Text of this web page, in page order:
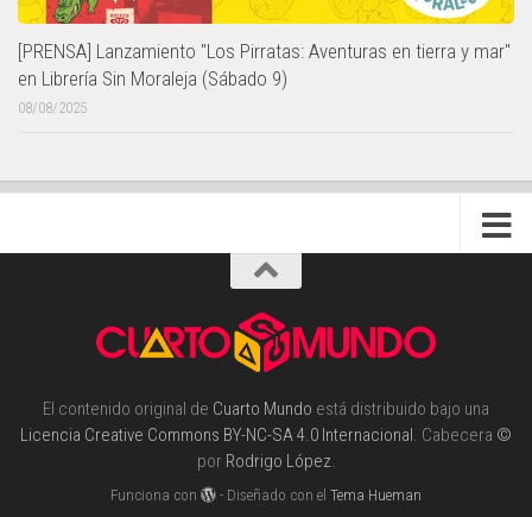
[PRENSA] Lanzamiento "Los Pirratas: Aventuras en tierra y mar"
en Librería Sin Moraleja (Sábado 9)
08/08/2025
El contenido original de Cuarto Mundo está distribuido bajo una
Licencia Creative Commons BY-NC-SA 4.0 Internacional . Cabecera ©
por Rodrigo López.
Funciona con - Diseñado con elTema Hueman